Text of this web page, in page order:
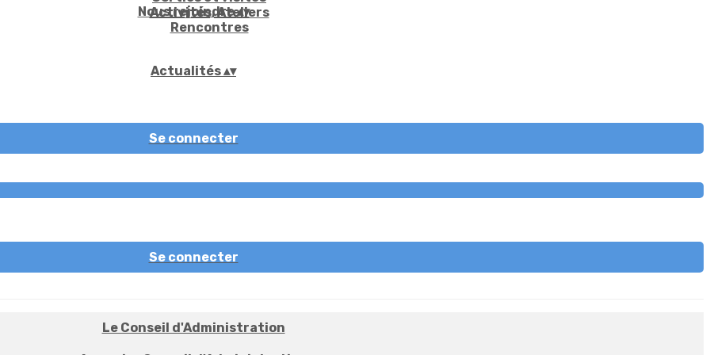
Activités, Ateliers
Rencontres
Nous rejoindre▴▾
Actualités▴▾
Se connecter
Se connecter
Le Conseil d'Administration